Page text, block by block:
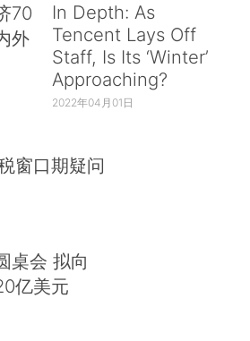
70
外
In Depth: As
Tencent Lays Off
Staff, Is Its ‘Winter’
Approaching?
2022年04月01日
窗口期疑问
桌会 拟向
亿美元